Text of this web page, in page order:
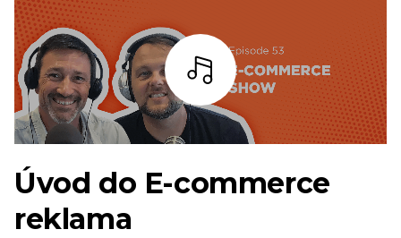
počúvať
Úvod do E-commerce
reklama